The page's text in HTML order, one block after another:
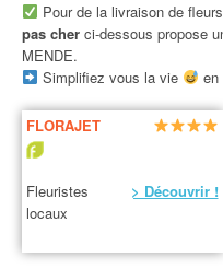
Pour de la livraison de fleurs
pas cher ci-dessous propose
MENDE.
Simplifiez vous la vie
en
FLORAJET
Fleuristes
locaux
> Découvrir !